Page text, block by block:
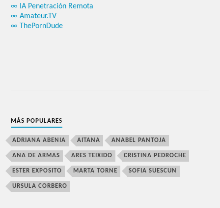
∞ IA Penetración Remota
∞ Amateur.TV
∞ ThePornDude
MÁS POPULARES
ADRIANA ABENIA AITANA ANABEL PANTOJA
ANA DE ARMAS ARES TEIXIDO CRISTINA PEDROCHE
ESTER EXPOSITO MARTA TORNE SOFIA SUESCUN
URSULA CORBERO